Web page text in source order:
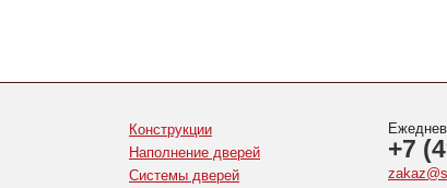
Конструкции
Наполнение дверей
Системы дверей
+7